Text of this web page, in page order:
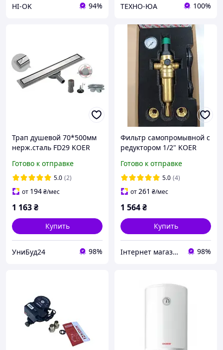
HI-OK 94% ТЕХНО-ЮА 100%
Трап душевой 70*500мм
нерж.сталь FD29 KOER
Готово к отправке
5.0 (2)
от 194₴/мес
1 163₴
Купить
УниБуд24 98%
Фильтр самопромывной с
редуктором 1/2" KOER
Готово к отправке
5.0 (4)
от261 ₴/мес
1 564₴
Купить
Інтернет магазин WELCOME 98%